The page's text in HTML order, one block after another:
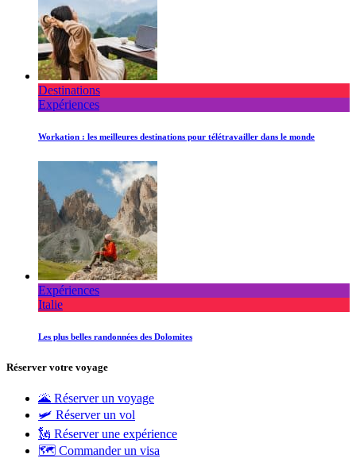
Destinations
Expériences
Workation : les meilleures destinations pour télétravailler dans le monde
Expériences
Italie
Les plus belles randonnées des Dolomites
Réserver votre voyage
🌋 Réserver un voyage
🛩 Réserver un vol
🗽 Réserver une expérience
🗺 Commander un visa